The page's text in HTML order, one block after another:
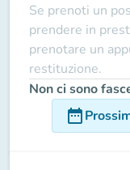
Se prenoti un
prendere in
prenotare un
restituzione.
Non ci sono
date_range